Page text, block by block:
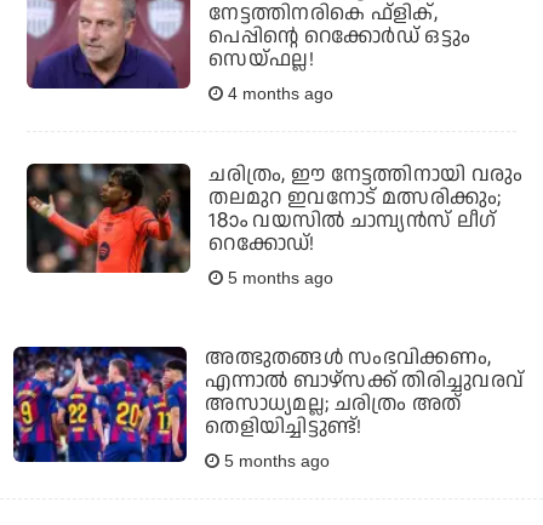
നേട്ടത്തിനരികെ ഫ്‌ളിക്,
പെപ്പിന്റെ റെക്കോര്‍ഡ് ഒട്ടും
സെയ്ഫല്ല!
4 months ago
ചരിത്രം, ഈ നേട്ടത്തിനായി വരും
തലമുറ ഇവനോട് മത്സരിക്കും;
18ാം വയസില്‍ ചാമ്പ്യന്‍സ് ലീഗ്
റെക്കോഡ്!
5 months ago
അത്ഭുതങ്ങള്‍ സംഭവിക്കണം,
എന്നാല്‍ ബാഴ്സക്ക് തിരിച്ചുവരവ്
അസാധ്യമല്ല; ചരിത്രം അത്
തെളിയിച്ചിട്ടുണ്ട്!
5 months ago